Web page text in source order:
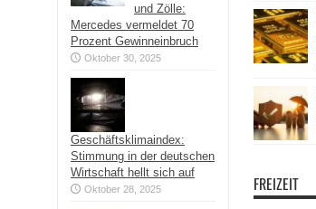
und Zölle:
Mercedes vermeldet 70
Prozent Gewinneinbruch
Oktober 30, 2025
Geschäftsklimaindex:
Stimmung in der deutschen
Wirtschaft hellt sich auf
Oktober 28, 2025 FREIZEIT